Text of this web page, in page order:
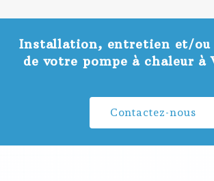
Installation, entretien et/ou
de votre pompe à chaleur à
Contactez-nous